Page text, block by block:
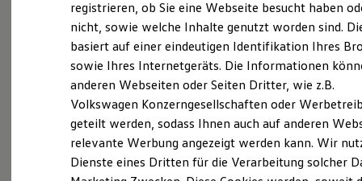
Sicherheit
Garantie und Lebensdauer
Nachhaltigkeit
Technologie
Kosten und Kauf
Verbrauchskosten
Kaufoptionen
E-Auto-Förderung
Software und Konnektivität
Die ID. Software 6
ID. Software Versionen und Updates
Digitale Extras
Schnittstellen zu Ihrem ID.
Exterieur
Harmonisch aufeinander abgestimmt: Mit
beleuchtendem VolkswagenLogo und schnittigen
Frontstoßfängern weiß der Golfoptisch zu
überzeugen. Auch die neuen Scheinwerfer und
Rückleuchten mit optionalen dynamischen
registrieren, ob Sie eine Webseite besucht haben
nicht, sowie welche Inhalte genutzt worden sind.
basiert auf einer eindeutigen Identifikation Ihres
sowie Ihres Internetgeräts. Die Informationen
anderen Webseiten oder Seiten Dritter, wie z.B.
Volkswagen Konzerngesellschaften oder
geteilt werden, sodass Ihnen auch auf anderen
relevante Werbung angezeigt werden kann. Wir
Dienste eines Dritten für die Verarbeitung solcher